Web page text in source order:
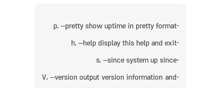
-p, –pretty show uptime in pretty format
-h, –help display this help and exit
-s, –since system up since
-V, –version output version information and